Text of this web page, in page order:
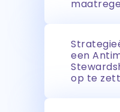
een
op te